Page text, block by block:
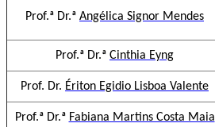
Prof.ª Dr.ª Angélica Signor Mendes
Prof.ª Dr.ª Cinthia Eyng
Prof. Dr. Ériton Egidio Lisboa Valente
Prof.ª Dr.ª Fabiana Martins Costa Maia